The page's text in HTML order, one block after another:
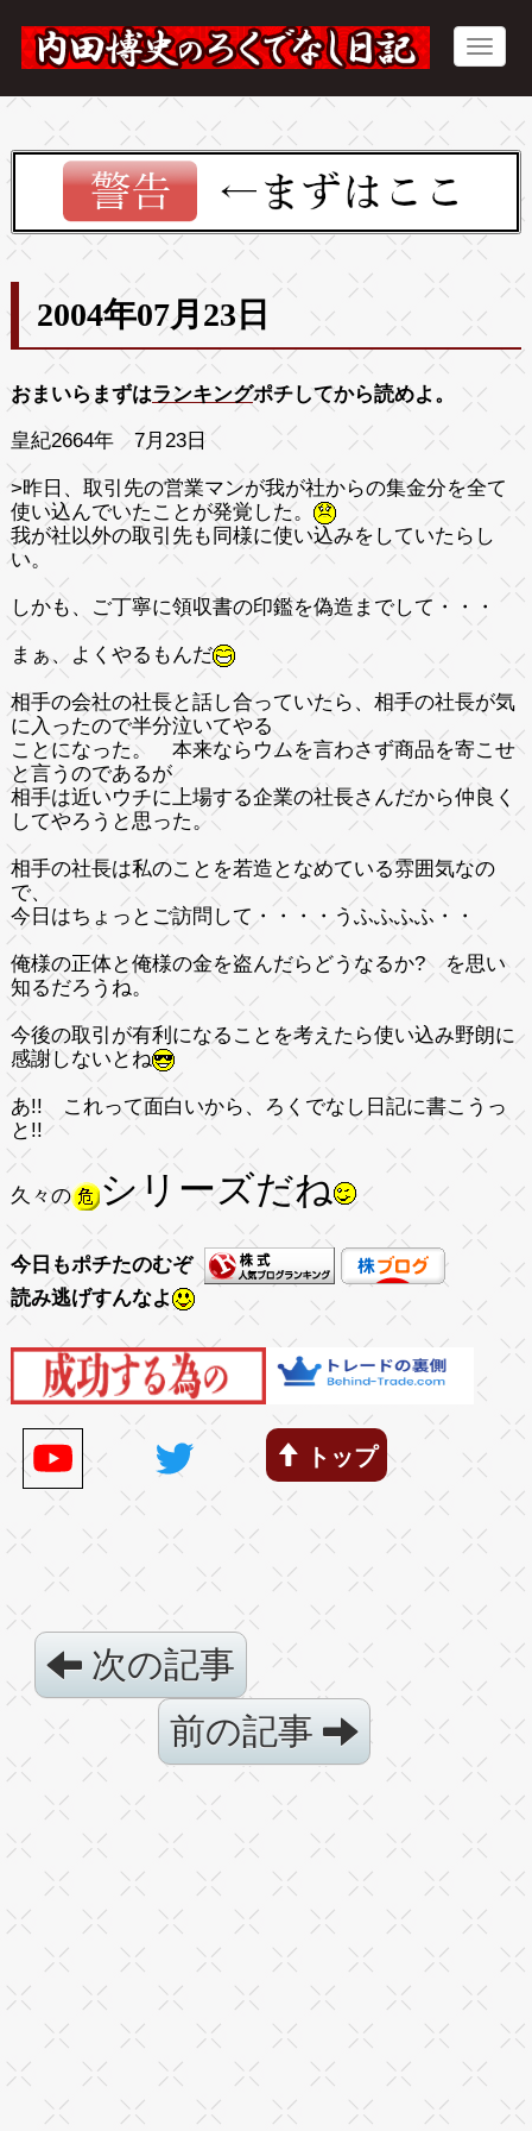
2004年07月23日
おまいらまずはランキングポチしてから読めよ。
皇紀2664年 7月23日
>昨日、取引先の営業マンが我が社からの集金分を全て
使い込んでいたことが発覚した。
我が社以外の取引先も同様に使い込みをしていたらし
い。
しかも、ご丁寧に領収書の印鑑を偽造までして・・・
まぁ、よくやるもんだ
相手の会社の社長と話し合っていたら、相手の社長が気
に入ったので半分泣いてやる
ことになった。 本来ならウムを言わさず商品を寄こせ
と言うのであるが
相手は近いウチに上場する企業の社長さんだから仲良く
してやろうと思った。
相手の社長は私のことを若造となめている雰囲気なの
で、
今日はちょっとご訪問して・・・・うふふふふ・・
俺様の正体と俺様の金を盗んだらどうなるか?を思い
知るだろうね。
今後の取引が有利になることを考えたら使い込み野朗に
感謝しないとね
あ!! これって面白いから、ろくでなし日記に書こうっ
と!!
久々の シリーズだね
今日もポチたのむぞ
読み逃げすんなよ
トップ
次の記事
前の記事